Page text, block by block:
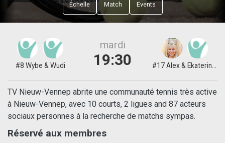
Échelle Match Events
#8 Wybe & Wudi
mardi
19:30
TV Nieuw-Vennep abrite une communauté tennis très active
à Nieuw-Vennep, avec 10 courts, 2 ligues and 87 acteurs
sociaux personnes à la recherche de matchs sympas.
Réservé aux membres